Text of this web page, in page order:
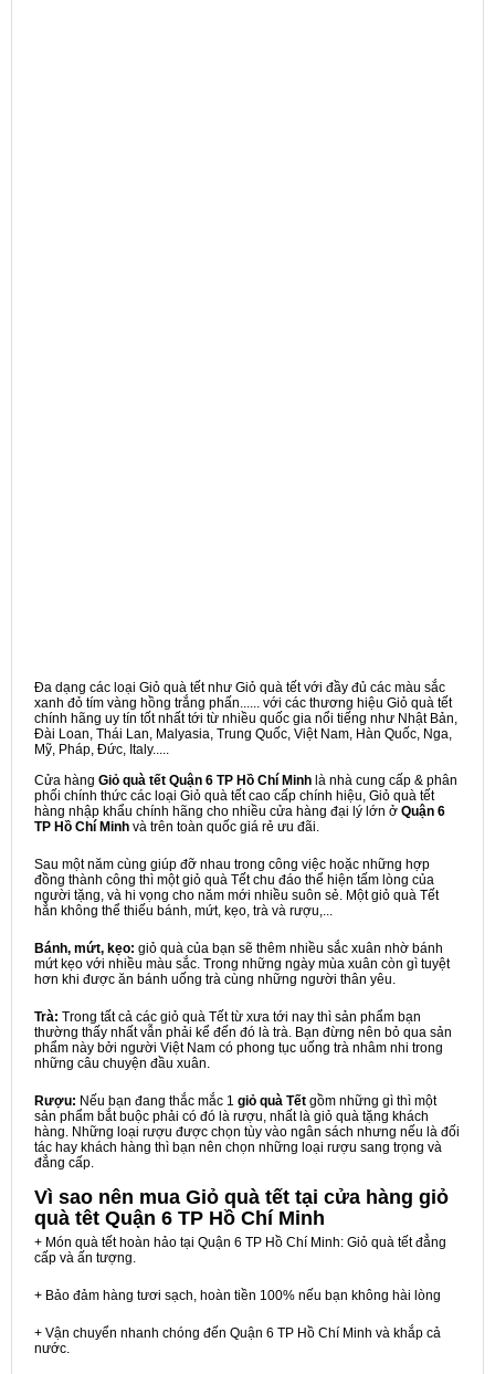
Đa dạng các loại Giỏ quà tết như Giỏ quà tết với đầy đủ các màu sắc
xanh đỏ tím vàng hồng trắng phấn...... với các thương hiệu Giỏ quà tết
chính hãng uy tín tốt nhất tới từ nhiều quốc gia nổi tiếng như Nhật Bản,
Đài Loan, Thái Lan, Malyasia, Trung Quốc, Việt Nam, Hàn Quốc, Nga,
Mỹ, Pháp, Đức, Italy.....
Cửa hàng Giỏ quà tết Quận 6 TP Hồ Chí Minh là nhà cung cấp & phân
phối chính thức các loại Giỏ quà tết cao cấp chính hiệu, Giỏ quà tết
hàng nhập khẩu chính hãng cho nhiều cửa hàng đại lý lớn ở Quận 6
TP Hồ Chí Minh và trên toàn quốc giá rẻ ưu đãi.
Sau một năm cùng giúp đỡ nhau trong công việc hoặc những hợp
đồng thành công thì một giỏ quà Tết chu đáo thể hiện tấm lòng của
người tặng, và hi vọng cho năm mới nhiều suôn sẻ. Một giỏ quà Tết
hẳn không thể thiếu bánh, mứt, kẹo, trà và rượu,...
Bánh, mứt, kẹo: giỏ quà của bạn sẽ thêm nhiều sắc xuân nhờ bánh
mứt kẹo với nhiều màu sắc. Trong những ngày mùa xuân còn gì tuyệt
hơn khi được ăn bánh uống trà cùng những người thân yêu.
Trà: Trong tất cả các giỏ quà Tết từ xưa tới nay thì sản phẩm bạn
thường thấy nhất vẫn phải kể đến đó là trà. Bạn đừng nên bỏ qua sản
phẩm này bởi người Việt Nam có phong tục uống trà nhâm nhi trong
những câu chuyện đầu xuân.
Rượu: Nếu bạn đang thắc mắc 1 giỏ quà Tết gồm những gì thì một
sản phẩm bắt buộc phải có đó là rượu, nhất là giỏ quà tặng khách
hàng. Những loại rượu được chọn tùy vào ngân sách nhưng nếu là đối
tác hay khách hàng thì bạn nên chọn những loại rượu sang trọng và
đẳng cấp.
Vì sao nên mua Giỏ quà tết tại cửa hàng giỏ
quà têt Quận 6 TP Hồ Chí Minh
+ Món quà tết hoàn hảo tại Quận 6 TP Hồ Chí Minh: Giỏ quà tết đẳng
cấp và ấn tượng.
+ Bảo đảm hàng tươi sạch, hoàn tiền 100% nếu bạn không hài lòng
+ Vận chuyển nhanh chóng đến Quận 6 TP Hồ Chí Minh và khắp cả
nước.